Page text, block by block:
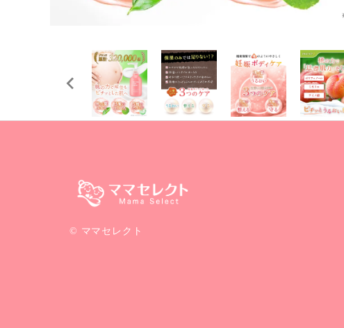
© ママセレクト